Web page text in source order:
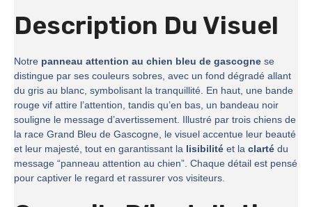
Description Du Visuel
Notre panneau attention au chien bleu de gascogne se
distingue par ses couleurs sobres, avec un fond dégradé allant
du gris au blanc, symbolisant la tranquillité. En haut, une bande
rouge vif attire l’attention, tandis qu’en bas, un bandeau noir
souligne le message d’avertissement. Illustré par trois chiens de
la race Grand Bleu de Gascogne, le visuel accentue leur beauté
et leur majesté, tout en garantissant la lisibilité et la clarté du
message “panneau attention au chien”. Chaque détail est pensé
pour captiver le regard et rassurer vos visiteurs.